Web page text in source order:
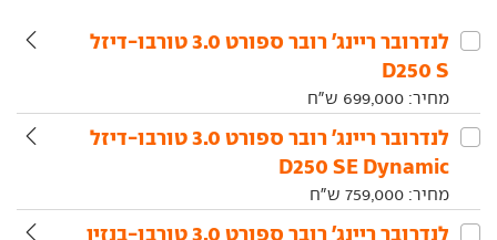
לנדרובר‏ ריינג' רובר ספורט‏ 3.0 טורבו-דיזל
D250 S
מחיר: 699,000 ש"ח
לנדרובר‏ ריינג' רובר ספורט‏ 3.0 טורבו-דיזל
D250 SE Dynamic
מחיר: 759,000 ש"ח
לנדרובר‏ ריינג' רובר ספורט‏ 3.0 טורבו-בנזין